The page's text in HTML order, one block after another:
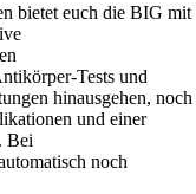
bietet euch die BIG mit
Tests und
hinausgehen, noch
und einer
Bei
noch